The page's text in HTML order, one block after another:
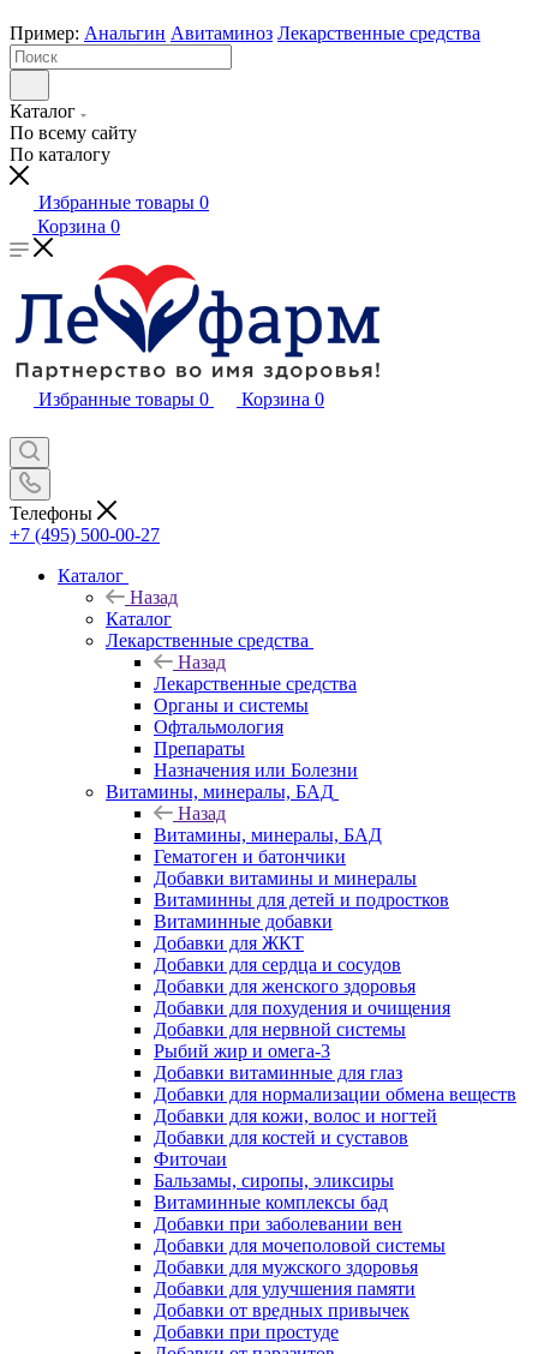
Пример: Анальгин Авитаминоз Лекарственные средства
Каталог
По всему сайту
По каталогу
Избранные товары 0
Корзина 0
Избранные товары 0 Корзина 0
Телефоны
+7 (495) 500-00-27
Каталог
Назад
Каталог
Лекарственные средства
Назад
Лекарственные средства
Органы и системы
Офтальмология
Препараты
Назначения или Болезни
Витамины, минералы, БАД
Назад
Витамины, минералы, БАД
Гематоген и батончики
Добавки витамины и минералы
Витаминны для детей и подростков
Витаминные добавки
Добавки для ЖКТ
Добавки для сердца и сосудов
Добавки для женского здоровья
Добавки для похудения и очищения
Добавки для нервной системы
Рыбий жир и омега-3
Добавки витаминные для глаз
Добавки для нормализации обмена веществ
Добавки для кожи, волос и ногтей
Добавки для костей и суставов
Фиточаи
Бальзамы, сиропы, эликсиры
Витаминные комплексы бад
Добавки при заболевании вен
Добавки для мочеполовой системы
Добавки для мужского здоровья
Добавки для улучшения памяти
Добавки от вредных привычек
Добавки при простуде